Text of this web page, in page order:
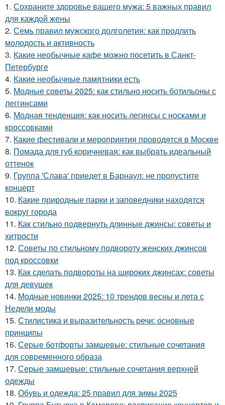
1. Сохраните здоровье вашего мужа: 5 важных правил
для каждой жены
2. Семь правил мужского долголетия: как продлить
молодость и активность
3. Какие необычные кафе можно посетить в Санкт-
Петербурге
4. Какие необычные памятники есть
5. Модные советы 2025: как стильно носить ботильоны с
леггинсами
6. Модная тенденция: как носить легинсы с носками и
кроссовками
7. Какие фестивали и мероприятия проводятся в Москве
8. Помада для губ коричневая: как выбрать идеальный
оттенок
9. Группа 'Слава' приедет в Барнаул: не пропустите
концерт
10. Какие природные парки и заповедники находятся
вокруг города
11. Как стильно подвернуть длинные джинсы: советы и
хитрости
12. Советы по стильному подвороту женских джинсов
под кроссовки
13. Как сделать подвороты на широких джинсах: советы
для девушек
14. Модные новинки 2025: 10 трендов весны и лета с
Недели моды
15. Стилистика и выразительность речи: основные
принципы
16. Серые ботфорты замшевые: стильные сочетания
для современного образа
17. Серые замшевые: стильные сочетания верхней
одежды
18. Обувь и одежда: 25 правил для зимы 2025